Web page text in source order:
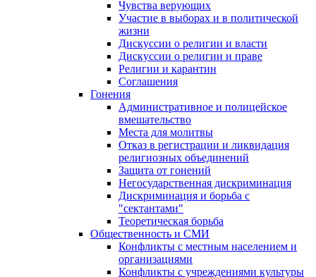
Чувства верующих
Участие в выборах и в политической
жизни
Дискуссии о религии и власти
Дискуссии о религии и праве
Религии и карантин
Соглашения
Гонения
Административное и полицейское
вмешательство
Места для молитвы
Отказ в регистрации и ликвидация
религиозных объединений
Защита от гонений
Негосударственная дискриминация
Дискриминация и борьба с
"сектантами"
Теоретическая борьба
Общественность и СМИ
Конфликты с местным населением и
организациями
Конфликты с учреждениями культуры